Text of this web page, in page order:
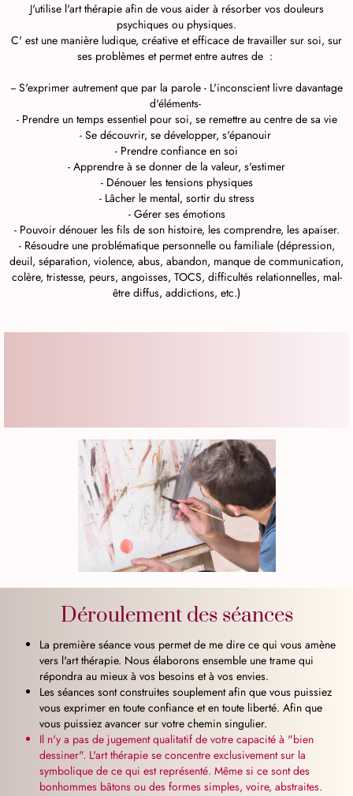
J'utilise l'art thérapie afin de vous aider à résorber vos douleurs
psychiques ou physiques.
C' est une manière ludique, créative et efficace de travailler sur soi, sur
ses problèmes et permet entre autres de :
-- S'exprimer autrement que par la parole - L'inconscient livre davantage
d'éléments-
- Prendre un temps essentiel pour soi, se remettre au centre de sa vie
- Se découvrir, se développer, s'épanouir
- Prendre confiance en soi
- Apprendre à se donner de la valeur, s'estimer
- Dénouer les tensions physiques
- Lâcher le mental, sortir du stress
- Gérer ses émotions
- Pouvoir dénouer les fils de son histoire, les comprendre, les apaiser.
- Résoudre une problématique personnelle ou familiale (dépression,
deuil, séparation, violence, abus, abandon, manque de communication,
colère, tristesse, peurs, angoisses, TOCS, difficultés relationnelles, mal-
être diffus, addictions, etc.)
Déroulement des séances
La première séance vous permet de me dire ce qui vous amène
vers l'art thérapie. Nous élaborons ensemble une trame qui
répondra au mieux à vos besoins et à vos envies.
Les séances sont construites souplement afin que vous puissiez
vous exprimer en toute confiance et en toute liberté. Afin que
vous puissiez avancer sur votre chemin singulier.
Il n'y a pas de jugement qualitatif de votre capacité à "bien
dessiner". L'art thérapie se concentre exclusivement sur la
symbolique de ce qui est représenté. Même si ce sont des
bonhommes bâtons ou des formes simples, voire, abstraites.